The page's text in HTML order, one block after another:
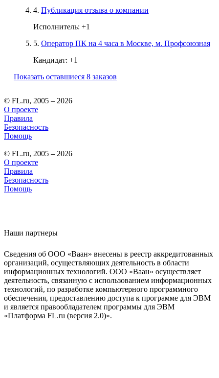
4. Публикация отзыва о компании
Исполнитель: +1
5. Оператор ПК на 4 часа в Москве, м. Профсоюзная
Кандидат: +1
Показать оставшиеся 8 заказов
© FL.ru, 2005 – 2026
О проекте
Правила
Безопасность
Помощь
© FL.ru, 2005 – 2026
О проекте
Правила
Безопасность
Помощь
Наши партнеры
Сведения об ООО «Ваан» внесены в реестр аккредитованных
организаций, осуществляющих деятельность в области
информационных технологий. ООО «Ваан» осуществляет
деятельность, связанную с использованием информационных
технологий, по разработке компьютерного программного
обеспечения, предоставлению доступа к программе для ЭВМ
и является правообладателем программы для ЭВМ
«Платформа FL.ru (версия 2.0)».